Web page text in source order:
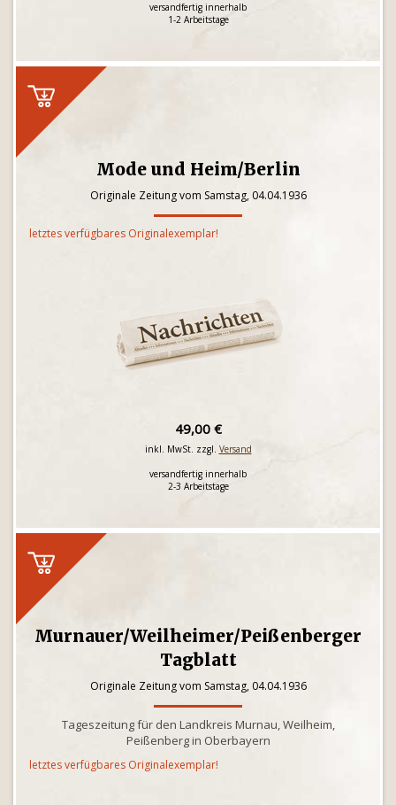
versandfertig innerhalb
1-2 Arbeitstage
Mode und Heim/Berlin
Originale Zeitung vom Samstag, 04.04.1936
letztes verfügbares Originalexemplar!
49,00 €
inkl. MwSt. zzgl. Versand
versandfertig innerhalb
2-3 Arbeitstage
Murnauer/Weilheimer/Peißenberger
Tagblatt
Originale Zeitung vom Samstag, 04.04.1936
Tageszeitung für den Landkreis Murnau, Weilheim,
Peißenberg in Oberbayern
letztes verfügbares Originalexemplar!